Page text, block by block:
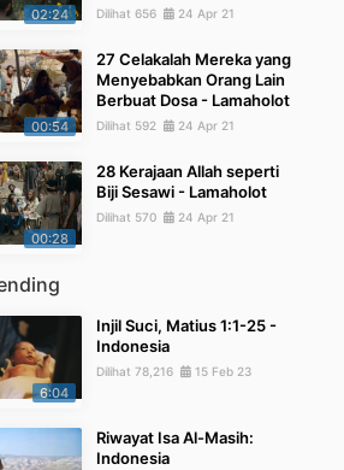
02:24 Dilihat 656 24 Apr 21
00:54
27 Celakalah Mereka yang
Menyebabkan Orang Lain
Berbuat Dosa - Lamaholot
Dilihat 592 24 Apr 21
00:28
28 Kerajaan Allah seperti
Biji Sesawi - Lamaholot
Dilihat 570 24 Apr 21
6:04
Injil Suci, Matius 1:1-25 -
Indonesia
Dilihat 78,216 15 Feb 23
Riwayat Isa Al-Masih:
Indonesia